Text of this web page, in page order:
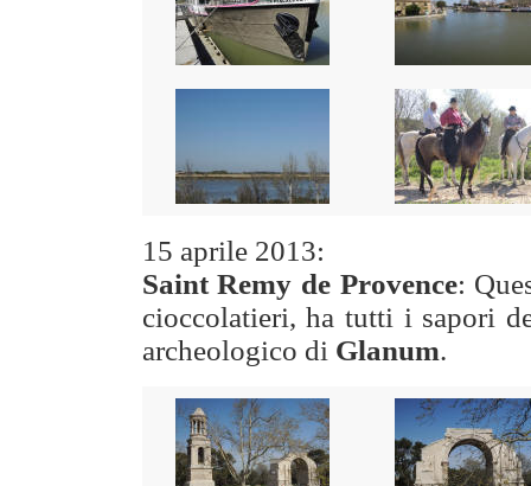
15 aprile2013:
Saint Remy de Provence:
cioccolatieri, ha tutti i sapori
archeologico di Glanum.